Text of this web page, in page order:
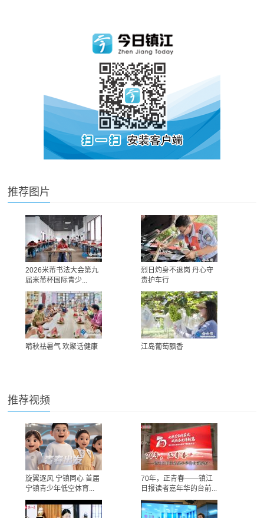
推荐图片
2026米芾书法大会第九
届米芾杯国际青少...
烈日灼身不退岗 丹心守
责护车行
啃秋祛暑气 欢聚话健康 江岛葡萄飘香
推荐视频
旋翼逐风 宁镇同心 首届
宁镇青少年低空体育...
70年，正青春——镇江
日报读者嘉年华的台前...